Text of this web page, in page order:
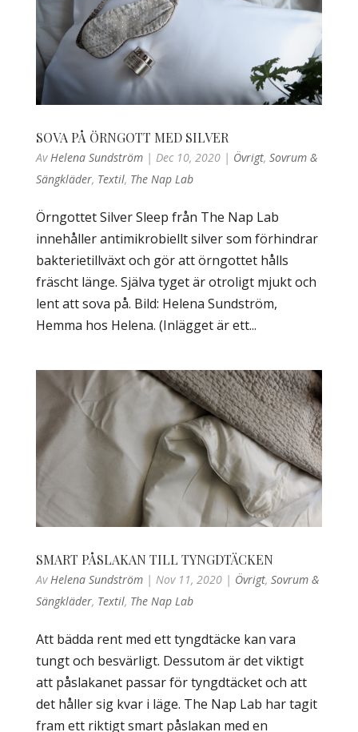
SOVA PÅ ÖRNGOTT MED SILVER
Av Helena Sundström| Dec 10, 2020| Övrigt, Sovrum &
Sängkläder, Textil, The Nap Lab
Örngottet Silver Sleep från The Nap Lab
innehåller antimikrobiellt silver som förhindrar
bakterietillväxt och gör att örngottet hålls
fräscht länge. Själva tyget är otroligt mjukt och
lent att sova på. Bild: Helena Sundström,
Hemma hos Helena. (Inlägget är ett...
SMART PÅSLAKAN TILL TYNGDTÄCKEN
Av Helena Sundström| Nov 11, 2020| Övrigt, Sovrum &
Sängkläder, Textil, The Nap Lab
Att bädda rent med ett tyngdtäcke kan vara
tungt och besvärligt. Dessutom är det viktigt
att påslakanet passar för tyngdtäcket och att
det håller sig kvar i läge. The Nap Lab har tagit
fram ett riktigt smart påslakan med en